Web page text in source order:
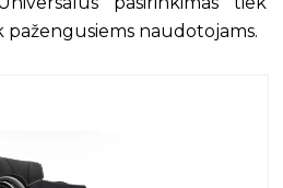
pažengusiems naudotojams.